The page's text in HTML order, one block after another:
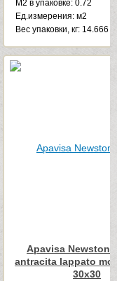
М2 в упаковке: 0.72
Ед.измерения: м2
Веc упаковки, кг: 14.666
Apavisa
antracita lappato
30x30